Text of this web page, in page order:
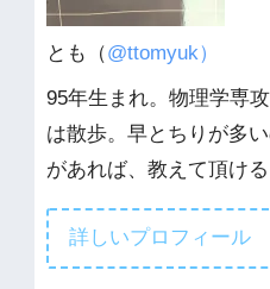
とも（@ttomyuk）
95年生まれ。物理学専
は散歩。早とちりが多
があれば、教えて頂ける
詳しいプロフィール